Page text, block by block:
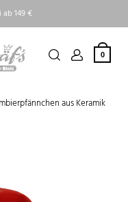
149 €
0
aus Keramik